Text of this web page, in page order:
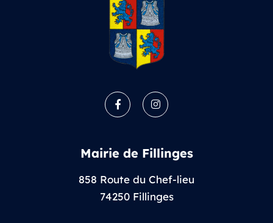
FacebookInstagram
Mairie de Fillinges
858 Route du Chef-lieu
74250 Fillinges